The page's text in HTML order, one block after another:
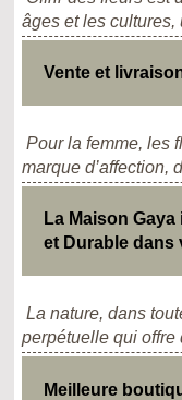
âges et les cultures,
Vente et
Pour la femme, les
marque d’affection,
La Maison
et Durable dans
La nature, dans
perpétuelle qui offre
Meilleure